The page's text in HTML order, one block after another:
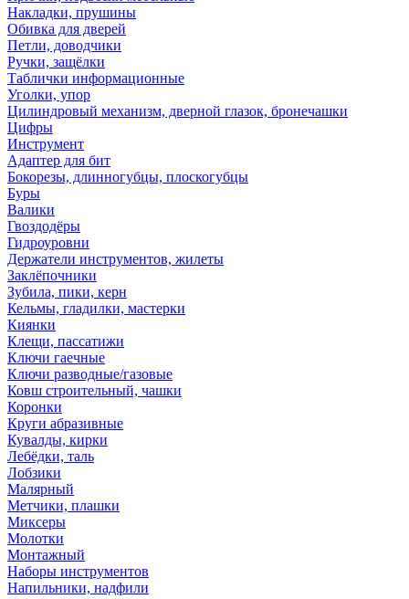
Накладки, прушины
Обивка для дверей
Петли, доводчики
Ручки, защёлки
Таблички информационные
Уголки, упор
Цилиндровый механизм, дверной глазок, бронечашки
Цифры
Инструмент
Адаптер для бит
Бокорезы, длинногубцы, плоскогубцы
Буры
Валики
Гвоздодёры
Гидроуровни
Держатели инструментов, жилеты
Заклёпочники
Зубила, пики, керн
Кельмы, гладилки, мастерки
Киянки
Клещи, пассатижи
Ключи гаечные
Ключи разводные/газовые
Ковш строительный, чашки
Коронки
Круги абразивные
Кувалды, кирки
Лебёдки, таль
Лобзики
Малярный
Метчики, плашки
Миксеры
Молотки
Монтажный
Наборы инструментов
Напильники, надфили